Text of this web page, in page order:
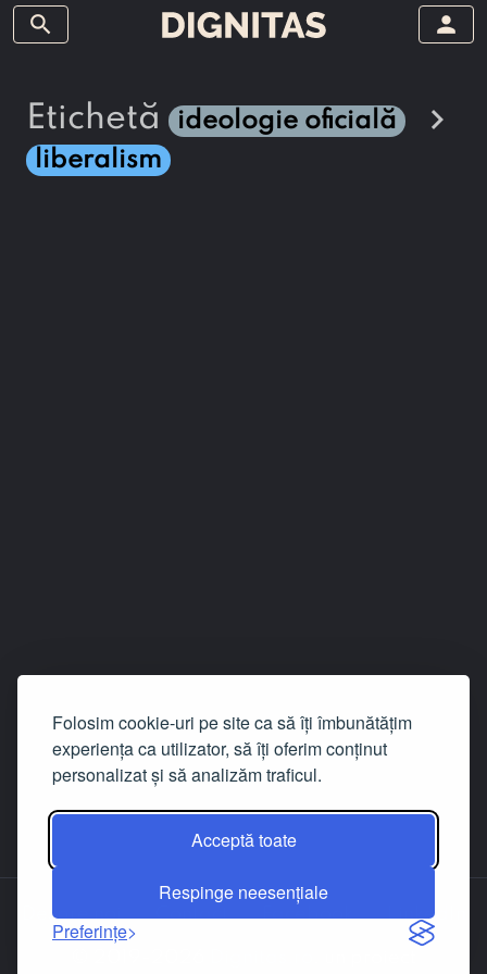
Folosim cookie-uri pe site ca să îți îmbunătățim
experiența ca utilizator, să îți oferim conținut
personalizat și să analizăm traficul.
Acceptă toate
Respinge neesențiale
Preferințe
search person
etichetă ideologie oficială chevron_right
liberalism
Despre noi Contact Facebook LinkedIn